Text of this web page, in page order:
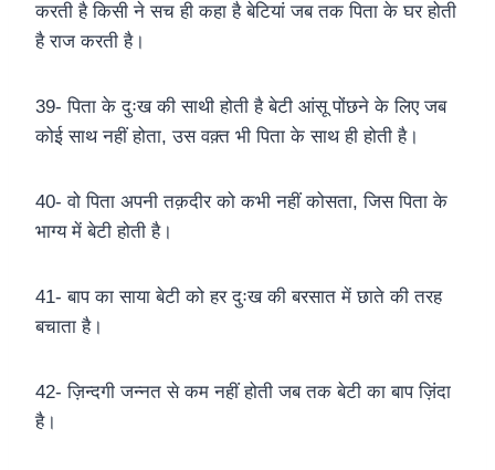
करती है किसी ने सच ही कहा है बेटियां जब तक पिता के घर होती
है राज करती है।
39- पिता के दुःख की साथी होती है बेटी आंसू पोंछने के लिए जब
कोई साथ नहीं होता, उस वक़्त भी पिता के साथ ही होती है।
40- वो पिता अपनी तक़दीर को कभी नहीं कोसता, जिस पिता के
भाग्य में बेटी होती है।
41- बाप का साया बेटी को हर दुःख की बरसात में छाते की तरह
बचाता है।
42- ज़िन्दगी जन्नत से कम नहीं होती जब तक बेटी का बाप ज़िंदा
है।